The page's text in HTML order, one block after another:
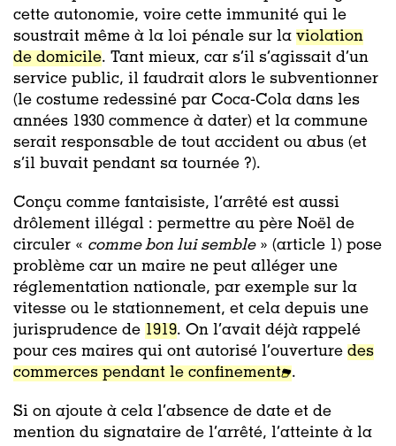
cette autonomie, voire cette immunité qui le
soustrait même à la loi pénale sur la violation
de domicile. Tant mieux, car s’il s’agissait d’un
service public, il faudrait alors le subventionner
(le costume redessiné par Coca-Cola dans les
années 1930 commence à dater) et la commune
serait responsable de tout accident ou abus (et
s’il buvait pendant sa tournée ?).
Conçu comme fantaisiste, l’arrêté est aussi
drôlement illégal : permettre au père Noël de
circuler « comme bon lui semble» (article 1) pose
problème car un maire ne peut alléger une
réglementation nationale, par exemple sur la
vitesse ou le stationnement, et cela depuis une
jurisprudence de 1919. On l’avait déjà rappelé
pour ces maires qui ont autorisé l’ouverture des
commerces pendant le confinement
.
Si on ajoute à cela l’absence de date et de
mention du signataire de l’arrêté, l’atteinte à la